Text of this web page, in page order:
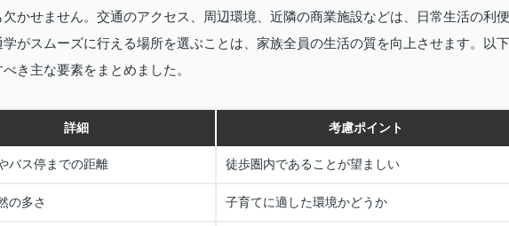
かせません。交通のアクセス、周辺環境、近隣の商業施設などは、日常生活の利便
がスムーズに行える場所を選ぶことは、家族全員の生活の質を向上させます。以下
き主な要素をまとめました。
詳細 考慮ポイント
バス停までの距離 徒歩圏内であることが望ましい
の多さ 子育てに適した環境かどうか